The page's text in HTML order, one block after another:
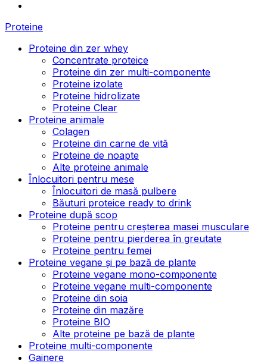
Proteine
Proteine din zer whey
Concentrate proteice
Proteine din zer multi-componente
Proteine izolate
Proteine hidrolizate
Proteine Clear
Proteine animale
Colagen
Proteine din carne de vită
Proteine de noapte
Alte proteine animale
Înlocuitori pentru mese
Înlocuitori de masă pulbere
Băuturi proteice ready to drink
Proteine după scop
Proteine pentru creșterea masei musculare
Proteine pentru pierderea în greutate
Proteine pentru femei
Proteine vegane și pe bază de plante
Proteine vegane mono-componente
Proteine vegane multi-componente
Proteine din soia
Proteine din mazăre
Proteine BIO
Alte proteine pe bază de plante
Proteine multi-componente
Gainere